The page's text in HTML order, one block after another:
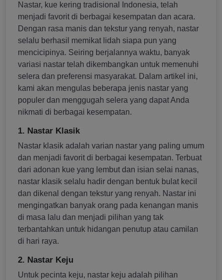
Nastar, kue kering tradisional Indonesia, telah
menjadi favorit di berbagai kesempatan dan acara.
Dengan rasa manis dan tekstur yang renyah, nastar
selalu berhasil memikat lidah siapa pun yang
mencicipinya. Seiring berjalannya waktu, banyak
variasi nastar telah dikembangkan untuk memenuhi
selera dan preferensi masyarakat. Dalam artikel ini,
kami akan mengulas beberapa jenis nastar yang
populer dan menggugah selera yang dapat Anda
nikmati di berbagai kesempatan.
1. Nastar Klasik
Nastar klasik adalah varian nastar yang paling umum
dan menjadi favorit di berbagai kesempatan. Terbuat
dari adonan kue yang lembut dan isian selai nanas,
nastar klasik selalu hadir dengan bentuk bulat kecil
dan dikenal dengan tekstur yang renyah. Nastar ini
mengingatkan banyak orang pada kenangan manis
di masa lalu dan menjadi pilihan yang tak
terbantahkan untuk hidangan penutup atau camilan
di hari raya.
2. Nastar Keju
Untuk pecinta keju, nastar keju adalah pilihan